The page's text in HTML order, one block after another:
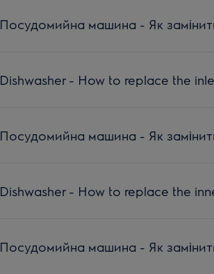
Посудомийна машина - Як
Dishwasher - How to replace the
Посудомийна машина - Як
Dishwasher - How to replace the
Посудомийна машина - Як